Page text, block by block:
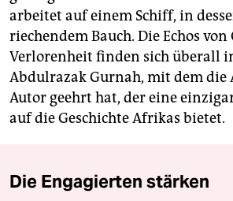
arbeitet auf einem Schiff, in
riechendem Bauch. Die Echos
Verlorenheit finden sich überall
Abdulrazak Gurnah, mit dem die
Autor geehrt hat, der eine
auf die Geschichte Afrikas bietet.
Die Engagierten stärken